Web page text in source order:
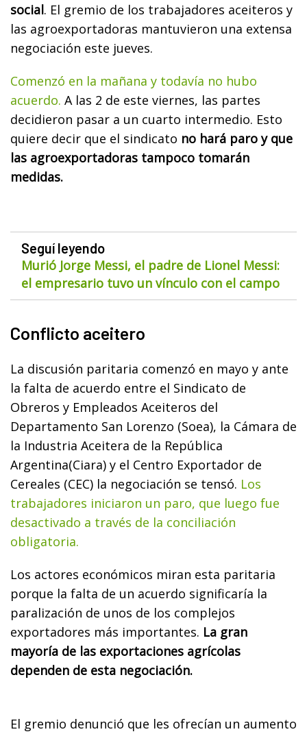
social. El gremio de los trabajadores aceiteros y
las agroexportadoras mantuvieron una extensa
negociación este jueves.
Comenzó en la mañana y todavía no hubo
acuerdo. A las 2 de este viernes, las partes
decidieron pasar a un cuarto intermedio. Esto
quiere decir que el sindicato no hará paro y que
las agroexportadoras tampoco tomarán
medidas.
Seguí leyendo
Murió Jorge Messi, el padre de Lionel Messi:
el empresario tuvo un vínculo con el campo
Conflicto aceitero
La discusión paritaria comenzó en mayo y ante
la falta de acuerdo entre el Sindicato de
Obreros y Empleados Aceiteros del
Departamento San Lorenzo (Soea), la Cámara de
la Industria Aceitera de la República
Argentina(Ciara) y el Centro Exportador de
Cereales (CEC) la negociación se tensó. Los
trabajadores iniciaron un paro, que luego fue
desactivado a través de la conciliación
obligatoria.
Los actores económicos miran esta paritaria
porque la falta de un acuerdo significaría la
paralización de unos de los complejos
exportadores más importantes. La gran
mayoría de las exportaciones agrícolas
dependen de esta negociación.
El gremio denunció que les ofrecían un aumento